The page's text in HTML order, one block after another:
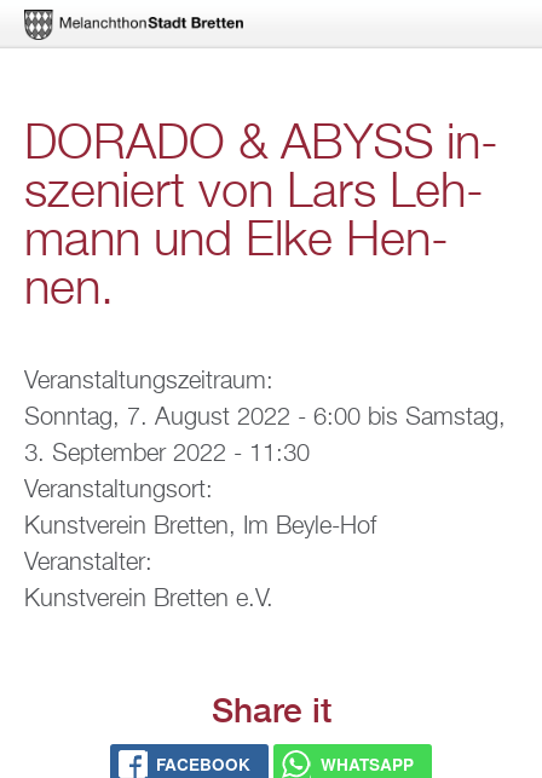
rekt
zum
In­
DO­RA­DO & ABYSS in­
sze­niert von Lars Leh­
mann und Elke Hen­
nen.
Ver­an­stal­tungs­zeit­raum:
Sonn­tag, 7. Au­gust 2022 - 6:00 bis Sams­tag,
3. Sep­tem­ber 2022 - 11:30
Ver­an­stal­tungs­ort:
Kunst­ver­ein Brett­en, Im Beyle-Hof
Ver­an­stal­ter:
Kunst­ver­ein Brett­en e.V.
Share it
FACE­BOOK WHATS­APP